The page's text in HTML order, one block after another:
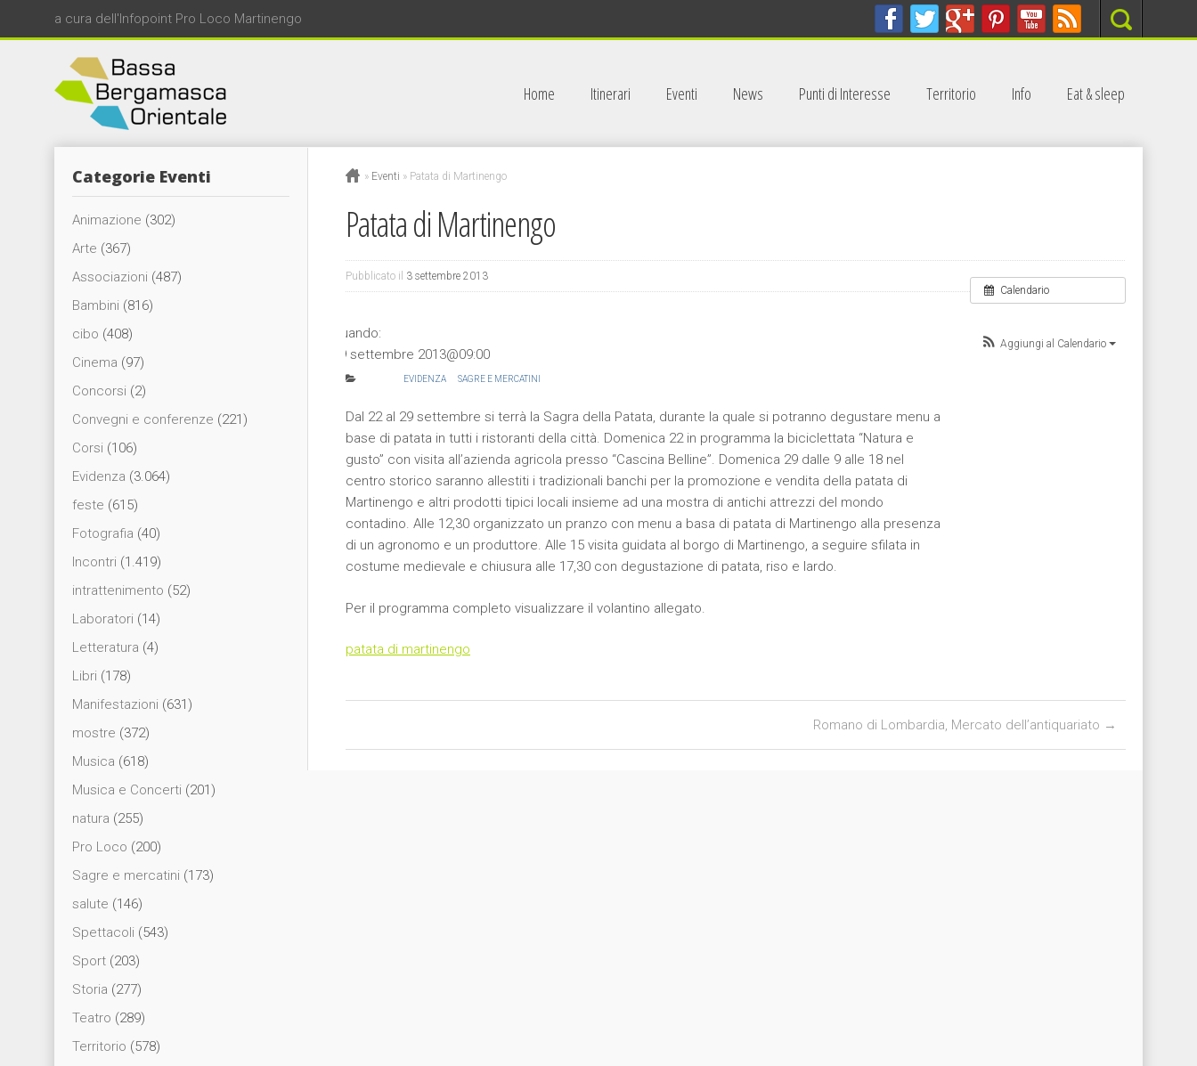
a cura dell'Infopoint Pro Loco Martinengo Search
Home Itinerari Eventi News Punti di Interesse Territorio Info Eat & sleep
» Eventi » Patata di Martinengo
Patata di Martinengo
Pubblicato il 3 settembre 2013
Calendario
Aggiungi al Calendario
Quando:
29 settembre 2013@09:00
EVIDENZA SAGRE E MERCATINI
Dal 22 al 29 settembre si terrà la Sagra della Patata, durante la quale si potranno degustare menu a
base di patata in tutti i ristoranti della città. Domenica 22 in programma la biciclettata “Natura e
gusto” con visita all’azienda agricola presso “Cascina Belline”. Domenica 29 dalle 9 alle 18 nel
centro storico saranno allestiti i tradizionali banchi per la promozione e vendita della patata di
Martinengo e altri prodotti tipici locali insieme ad una mostra di antichi attrezzi del mondo
contadino. Alle 12,30 organizzato un pranzo con menu a basa di patata di Martinengo alla presenza
di un agronomo e un produttore. Alle 15 visita guidata al borgo di Martinengo, a seguire sfilata in
costume medievale e chiusura alle 17,30 con degustazione di patata, riso e lardo.
Per il programma completo visualizzare il volantino allegato.
patata di martinengo
Romano di Lombardia, Mercato dell’antiquariato →
Categorie Eventi
Animazione (302)
Arte (367)
Associazioni (487)
Bambini (816)
cibo (408)
Cinema (97)
Concorsi (2)
Convegni e conferenze (221)
Corsi (106)
Evidenza (3.064)
feste (615)
Fotografia (40)
Incontri (1.419)
intrattenimento (52)
Laboratori (14)
Letteratura (4)
Libri (178)
Manifestazioni (631)
mostre (372)
Musica (618)
Musica e Concerti (201)
natura (255)
Pro Loco (200)
Sagre e mercatini (173)
salute (146)
Spettacoli (543)
Sport (203)
Storia (277)
Teatro (289)
Territorio (578)